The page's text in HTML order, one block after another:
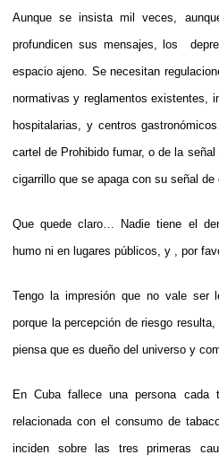
Aunque se insista mil veces,
profundicen sus mensajes, los
espacio ajeno. Se necesitan
normativas y reglamentos existentes,
hospitalarias, y centros
cartel de Prohibido fumar, o de la
cigarrillo que se apaga con su señal de
Que quede claro… Nadie tiene el
humo ni en lugares públicos, y , por
Tengo la impresión que no vale ser
porque la percepción de riesgo
piensa que es dueño del universo y
En Cuba fallece una persona cada
relacionada con el consumo de
inciden sobre las tres primeras